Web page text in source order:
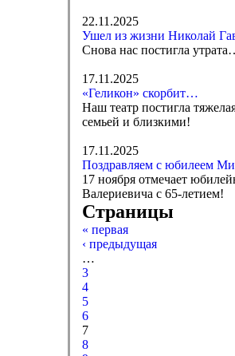
22.11.2025
Ушел из жизни Николай
Снова нас постигла
17.11.2025
«Геликон» скорбит…
Наш театр постигла
семьей и близкими!
17.11.2025
Поздравляем с юбилеем
17 ноября отмечает
Валериевича с 65-летием!
Страницы
« первая
‹ предыдущая
…
3
4
5
6
7
8